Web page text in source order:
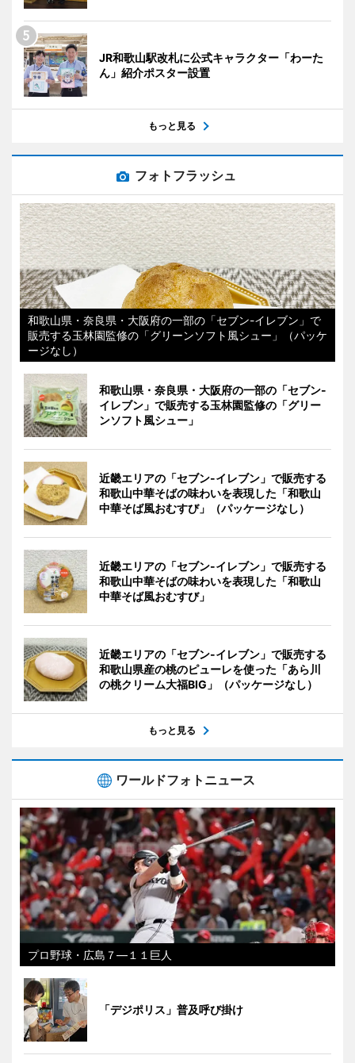
JR和歌山駅改札に公式キャラクター「わーた
ん」紹介ポスター設置
もっと見る
フォトフラッシュ
和歌山県・奈良県・大阪府の一部の「セブン-イレブン」で
販売する玉林園監修の「グリーンソフト風シュー」（パッケ
ージなし）
和歌山県・奈良県・大阪府の一部の「セブン-
イレブン」で販売する玉林園監修の「グリー
ンソフト風シュー」
近畿エリアの「セブン-イレブン」で販売する
和歌山中華そばの味わいを表現した「和歌山
中華そば風おむすび」（パッケージなし）
近畿エリアの「セブン-イレブン」で販売する
和歌山中華そばの味わいを表現した「和歌山
中華そば風おむすび」
近畿エリアの「セブン-イレブン」で販売する
和歌山県産の桃のピューレを使った「あら川
の桃クリーム大福BIG」（パッケージなし）
もっと見る
ワールドフォトニュース
プロ野球・広島７―１１巨人
「デジポリス」普及呼び掛け